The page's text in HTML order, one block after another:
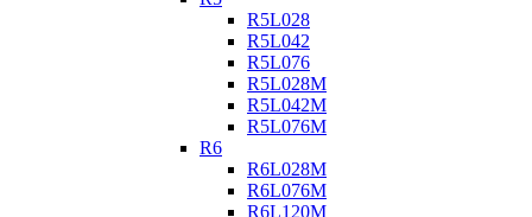
R5L028
R5L042
R5L076
R5L028M
R5L042M
R5L076M
R6
R6L028M
R6L076M
R6L120M